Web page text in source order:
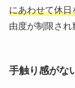
にあわせて休
由度が制限され
手触り感がな